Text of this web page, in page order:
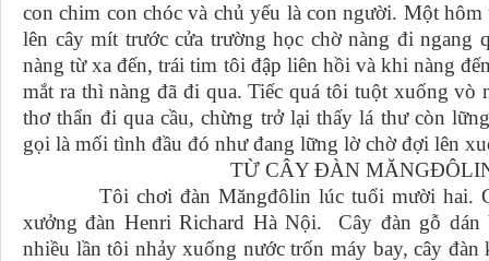
con chim con chóc và chủ yếu là con người. Một
lên cây mít trước cửa trường học chờ nàng đi
nàng từ xa đến, trái tim tôi đập liên hồi và khi nàng
mắt ra thì nàng đã đi qua. Tiếc quá tôi tuột xuống vò
thơ thẩn đi qua cầu, chừng trở lại thấy lá thư còn
gọi là mối tình đầu đó như đang lững lờ chờ đợi lên
TỪ CÂY ĐÀN
Tôi chơi đàn Măngđôlin lúc tuổi mười hai.
xưởng đàn Henri Richard Hà Nội. Cây đàn gỗ dán
nhiều lần tôi nhảy xuống nước trốn máy bay, cây